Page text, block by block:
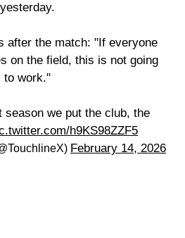
yesterday.
the match: "If everyone
on the field, this is not going
to work."
we put the club, the
h9KS98ZZF5
February 14, 2026